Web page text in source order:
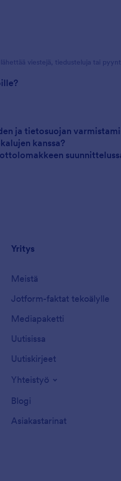
viestejä, tiedusteluja tai
ja tietosuojan
kanssa?
Yritys
Meistä
Jotform-faktat tekoälylle
Mediapaketti
Uutisissa
Uutiskirjeet
Yhteistyö
Blogi
Asiakastarinat